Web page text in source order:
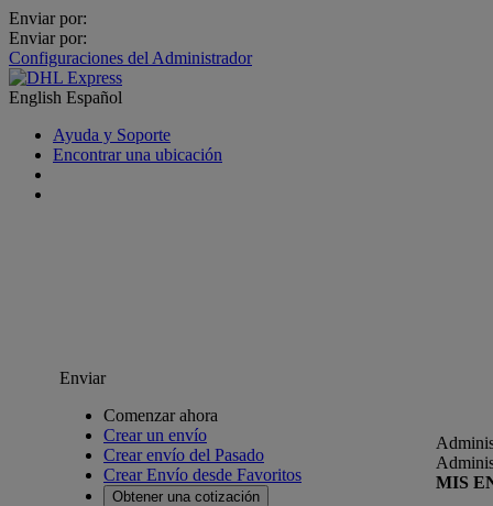
Enviar por:
Enviar por:
Configuraciones del Administrador
English Español
Ayuda y Soporte
Encontrar una ubicación
Enviar
Comenzar ahora
Crear un envío
Crear envío del Pasado
Crear Envío desde Favoritos
Obtener una cotización
MIS